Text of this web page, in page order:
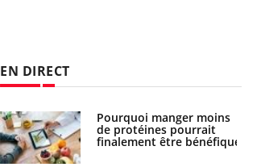
EN DIRECT
Pourquoi manger moins
de protéines pourrait
finalement être bénéfique